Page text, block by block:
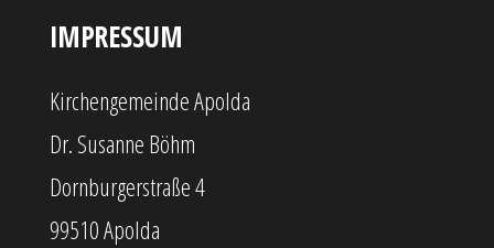
IMPRESSUM
Kirchengemeinde Apolda
Dr. Susanne Böhm
Dornburgerstraße 4
99510 Apolda